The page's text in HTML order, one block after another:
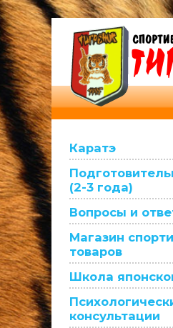
Каратэ
(2-3 года)
Вопросы и
Магазин
товаров
Школа
консультации